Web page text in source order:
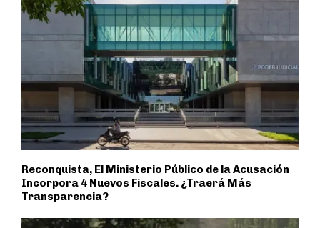
Reconquista, El Ministerio Público de la Acusación
Incorpora 4 Nuevos Fiscales. ¿Traerá Más
Transparencia?